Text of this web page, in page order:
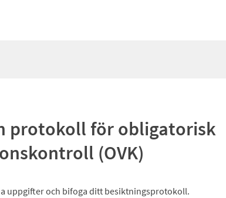
protokoll för obligatorisk
(OVK)
uppgifter och bifoga ditt besiktningsprotokoll.